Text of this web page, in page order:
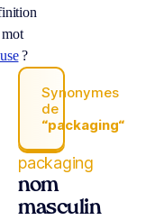
?
Synonymes
de
“packaging“
packaging
nom
masculin